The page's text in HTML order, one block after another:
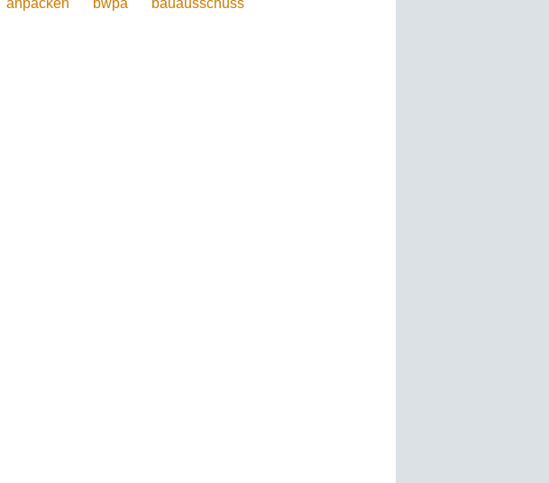
anpacken bwpa
bauausschuss